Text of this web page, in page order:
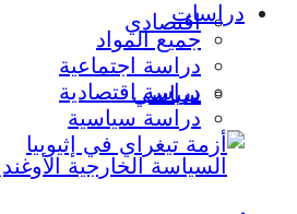
اقتصادي
سياسي
دراسات
جميع المواد
دراسة اجتماعية
دراسة اقتصادية
دراسة سياسية